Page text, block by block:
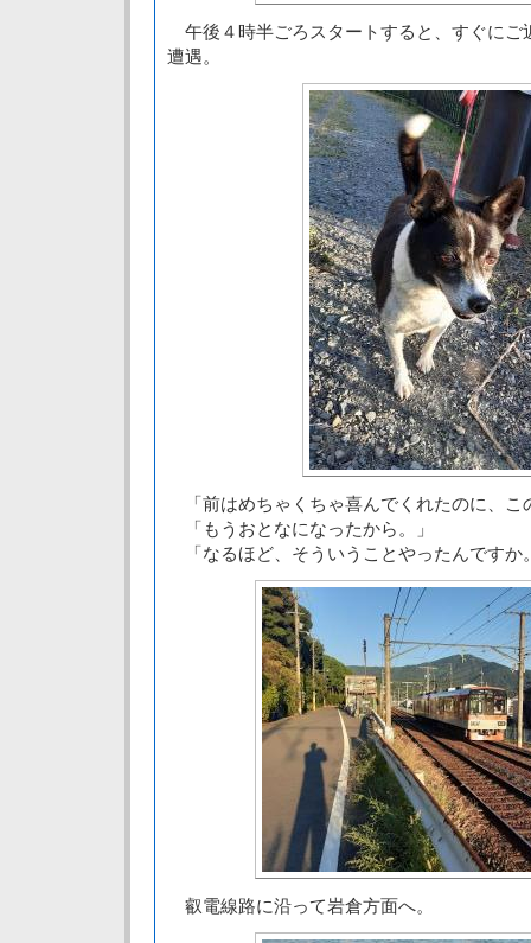
午後４時半ごろスタートすると、すぐにご
遭遇。
「前はめちゃくちゃ喜んでくれたのに、こ
「もうおとなになったから。」
「なるほど、そういうことやったんですか
叡電線路に沿って岩倉方面へ。